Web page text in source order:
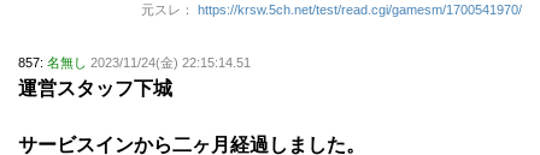
元スレ： https://krsw.5ch.net/test/read.cgi/gamesm/1700541970/
857: 名無し 2023/11/24(金) 22:15:14.51
運営スタッフ下城
サービスインから二ヶ月経過しました。